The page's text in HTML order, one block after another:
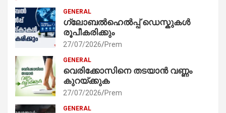
GENERAL
ഗ്ലോബൽഹെൽപ്പ് ഡെസ്കുകൾ
രൂപീകരിക്കും
27/07/2026 Prem
GENERAL
വെരിക്കോസിനെ തടയാൻ വണ്ണം
കുറയ്ക്കുക
27/07/2026 Prem
GENERAL